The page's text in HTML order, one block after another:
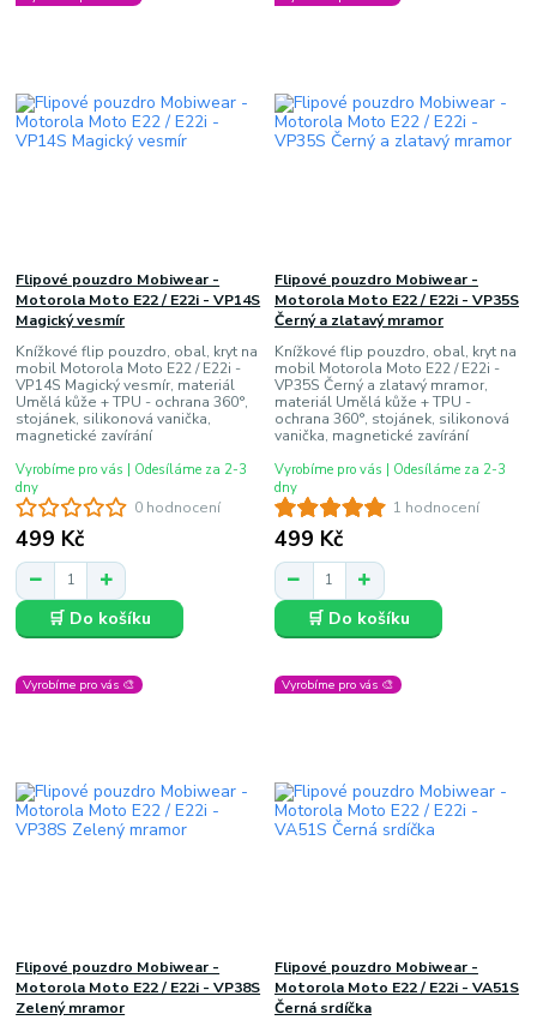
0 hodnocení
Flipové pouzdro Mobiwear -
Motorola Moto E22 / E22i - VP14S
Magický vesmír
Knížkové flip pouzdro, obal, kryt na
mobil Motorola Moto E22 / E22i -
VP14S Magický vesmír, materiál
Umělá kůže + TPU - ochrana 360°,
stojánek, silikonová vanička,
magnetické zavírání
499 Kč
Vyrobíme pro vás | Odesíláme za 2-3
dny
🛒 Do košíku
1 hodnocení
Flipové pouzdro Mobiwear -
Motorola Moto E22 / E22i - VP35S
Černý a zlatavý mramor
Knížkové flip pouzdro, obal, kryt na
mobil Motorola Moto E22 / E22i -
VP35S Černý a zlatavý mramor,
materiál Umělá kůže + TPU -
ochrana 360°, stojánek, silikonová
vanička, magnetické zavírání
499 Kč
Vyrobíme pro vás | Odesíláme za 2-3
dny
🛒 Do košíku
Vyrobíme pro vás 🎨
Flipové pouzdro Mobiwear -
Motorola Moto E22 / E22i - VP38S
Zelený mramor
Vyrobíme pro vás 🎨
Flipové pouzdro Mobiwear -
Motorola Moto E22 / E22i - VA51S
Černá srdíčka